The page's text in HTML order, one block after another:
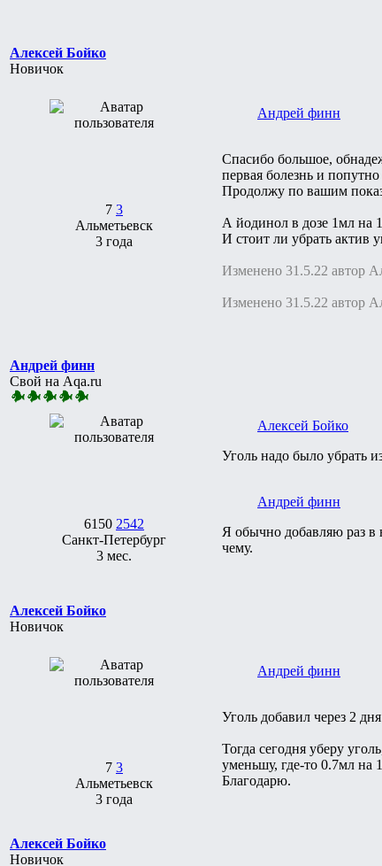
Алексей Бойко
Новичок
7 3
Альметьевск
3 года
Андрей финн
Спасибо большое,
первая болезнь и
Продолжу по вашим
А йодинол в дозе 1мл на
И стоит ли убрать актив
Изменено 31.5.22 автор
Изменено 31.5.22 автор
Андрей финн
Свой на Aqa.ru
6150 2542
Санкт-Петербург
3 мес.
Алексей Бойко
Уголь надо было убрать
Андрей финн
Я обычно добавляю раз в
чему.
Алексей Бойко
Новичок
7 3
Альметьевск
3 года
Андрей финн
Уголь добавил через 2
Тогда сегодня уберу
уменьшу, где-то 0.7мл на
Благодарю.
Алексей Бойко
Новичок